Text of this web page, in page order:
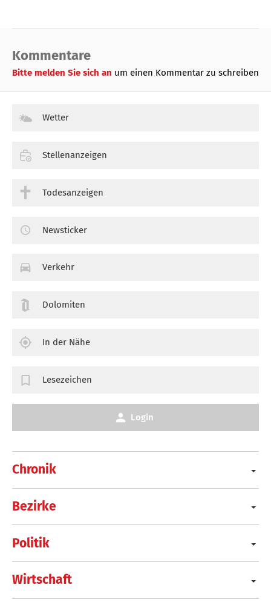
Kommentare
Bitte melden Sie sich an um einen Kommentar zu schreiben
Chronik
Bezirke
Politik
Wirtschaft
Wetter
Stellenanzeigen
Todesanzeigen
Newsticker
Verkehr
Dolomiten
In der Nähe
Lesezeichen
Login